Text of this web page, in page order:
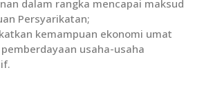
dalam rangka mencapai maksud
Persyarikatan;
kemampuan ekonomi umat
usaha-usaha